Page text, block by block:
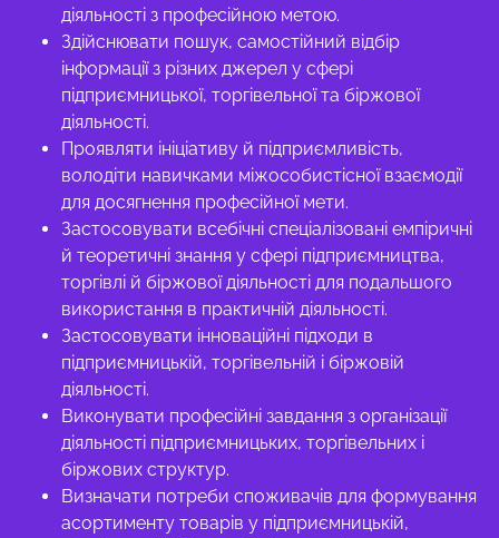
діяльності з професійною метою.
Здійснювати пошук, самостійний відбір
інформації з різних джерел у сфері
підприємницької, торгівельної та біржової
діяльності.
Проявляти ініціативу й підприємливість,
володіти навичками міжособистісної взаємодії
для досягнення професійної мети.
Застосовувати всебічні спеціалізовані емпіричні
й теоретичні знання у сфері підприємництва,
торгівлі й біржової діяльності для подальшого
використання в практичній діяльності.
Застосовувати інноваційні підходи в
підприємницькій, торгівельній і біржовій
діяльності.
Виконувати професійні завдання з організації
діяльності підприємницьких, торгівельних і
біржових структур.
Визначати потреби споживачів для формування
асортименту товарів у підприємницькій,